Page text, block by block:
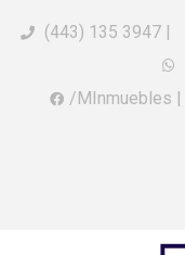
(443) 135 3947 |
/MInmuebles |